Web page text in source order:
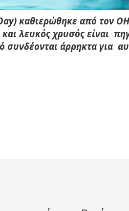
καθιερώθηκε από τον
λευκός χρυσός είναι
συνδέονται άρρηκτα για